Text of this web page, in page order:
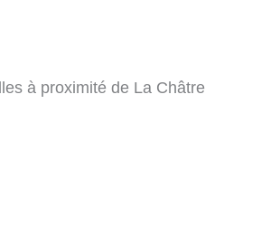
à proximité de La Châtre